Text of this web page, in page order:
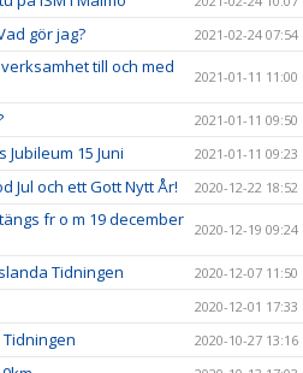
gör jag? 2021-02-24 07:54
till och med
2021-01-11 11:00
2021-01-11 09:50
15 Juni 2021-01-11 09:23
Jul och ett Gott Nytt År! 2020-12-22 18:52
fr o m 19 december 2020-12-19 09:24
Tidningen 2020-12-07 11:50
2020-12-01 17:33
2020-10-27 13:16